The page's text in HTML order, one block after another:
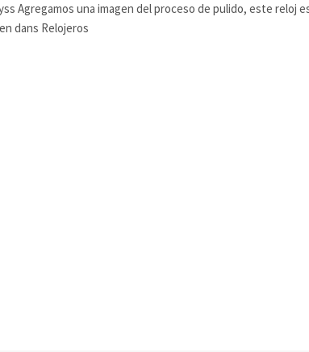
Agregamos una imagen del proceso de pulido, este reloj
dans Relojeros